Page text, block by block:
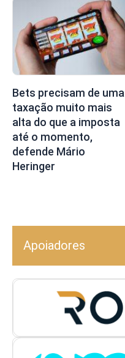
Bets precisam de uma
taxação muito mais
alta do que a imposta
até o momento,
defende Mário
Heringer
Apoiadores